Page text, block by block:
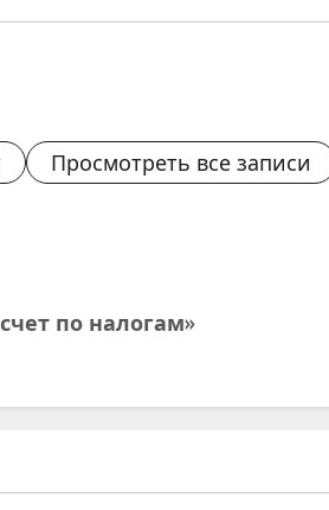
Просмотреть все записи
по налогам»